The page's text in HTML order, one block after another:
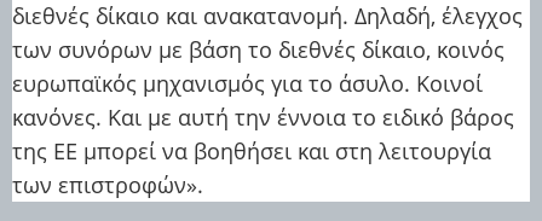
διεθνές δίκαιο και ανακατανομή. Δηλαδή, έλεγχος
των συνόρων με βάση το διεθνές δίκαιο, κοινός
ευρωπαϊκός μηχανισμός για το άσυλο. Κοινοί
κανόνες. Και με αυτή την έννοια το ειδικό βάρος
της ΕΕ μπορεί να βοηθήσει και στη λειτουργία
των επιστροφών».